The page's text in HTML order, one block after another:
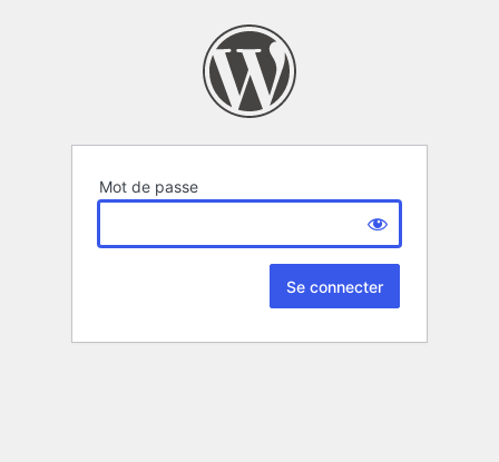
Mot de passe